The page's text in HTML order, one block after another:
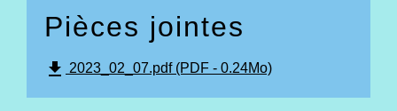
Pièces jointes
file_download 2023_02_07.pdf (PDF - 0.24Mo)